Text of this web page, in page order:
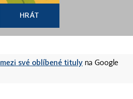
HRÁT
mezi své oblíbené tituly na Google